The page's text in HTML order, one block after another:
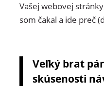
Vašej webovej
som čakal a ide preč
Veľký brat
skúsenosti